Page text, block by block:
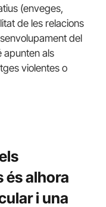
(enveges,
de les relacions
del
apunten als
violentes o
és alhora
i una